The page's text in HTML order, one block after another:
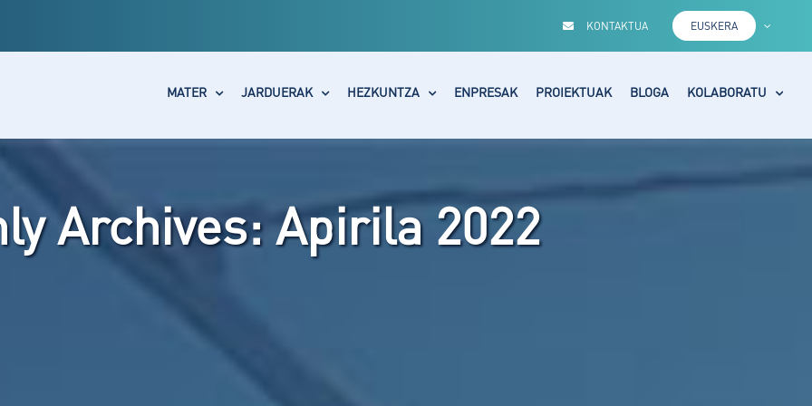
KONTAKTUA EUSKERA
MATER JARDUERAK HEZKUNTZA ENPRESAK PROIEKTUAK BLOGA KOLABORATU
Archives:Apirila 2022